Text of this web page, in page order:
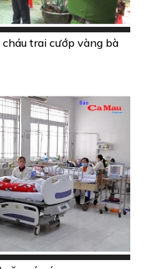
trai cướp vàng bà